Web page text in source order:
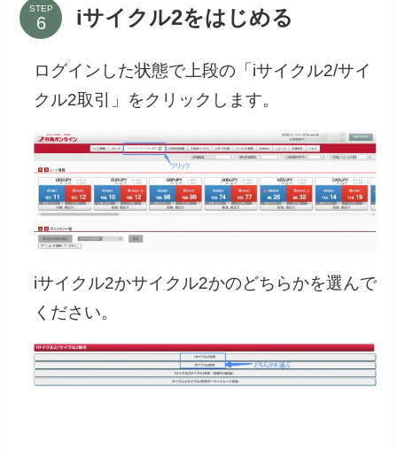
STEP iサイクル2をはじめる
ログインした状態で上段の「iサイクル2/サイ
クル2取引」をクリックします。
iサイクル2かサイクル2かのどちらかを選んで
ください。